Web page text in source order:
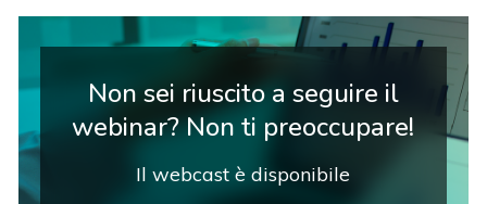
Non sei riuscito a seguire il
webinar? Non ti preoccupare!
Il webcast è disponibile